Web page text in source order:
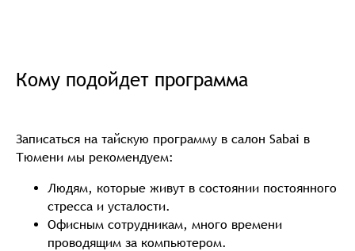
Кому подойдет программа
Записаться на тайскую программу в салон Sabai в
Тюмени мы рекомендуем:
Людям, которые живут в состоянии постоянного
стресса и усталости.
Офисным сотрудникам, много времени
проводящим за компьютером.